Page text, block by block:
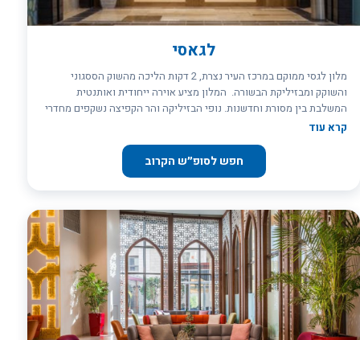
לגאסי
מלון לגסי ממוקם במרכז העיר נצרת, 2 דקות הליכה מהשוק הססגוני
והשוקק ומבזיליקת הבשורה. המלון מציע אוירה ייחודית ואותנטית
המשלבת בין מסורת וחדשנות. נופי הבזיליקה והר הקפיצה נשקפים מחדרי
המלון. מיקום המלון מאפשר יציאה לטיולים וביקור באתרים בעיר ובאזור.
קרא עוד
חפש לסופ״ש הקרוב